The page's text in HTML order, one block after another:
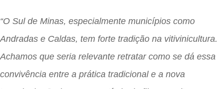
“O Sul de Minas, especialmente municípios como
Andradas e Caldas, tem forte tradição na vitivinicultura.
Achamos que seria relevante retratar como se dá essa
convivência entre a prática tradicional e a nova